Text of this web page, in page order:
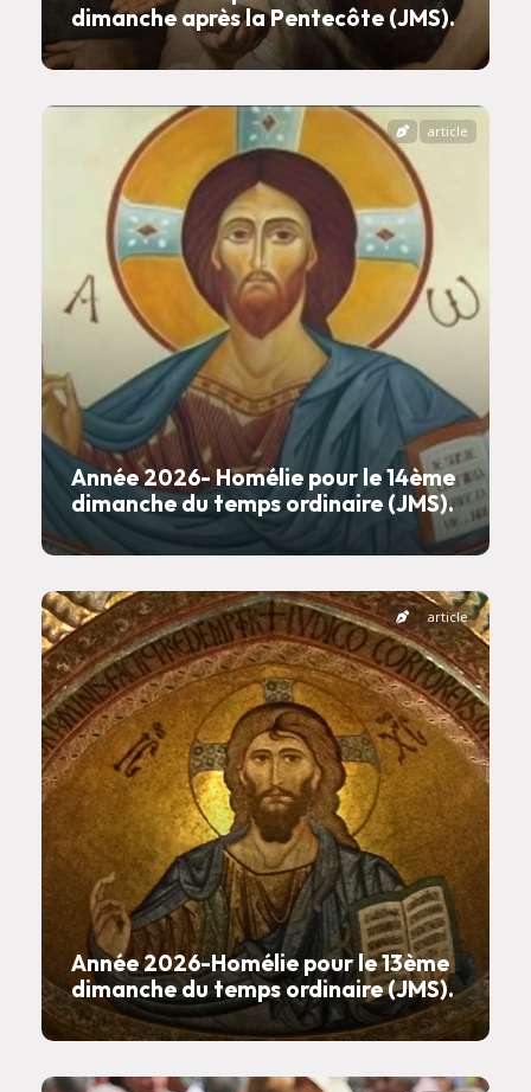
dimanche après la Pentecôte (JMS).
Année 2026- Homélie pour le 14ème
dimanche du temps ordinaire (JMS).
article
Année 2026-Homélie pour le 13ème
dimanche du temps ordinaire (JMS).
article